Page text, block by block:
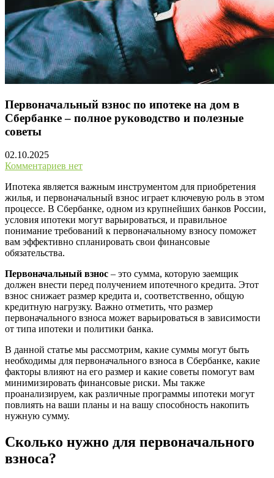
Первоначальный взнос по ипотеке на дом в
Сбербанке – полное руководство и полезные
советы
02.10.2025
Комментариев нет
Ипотека является важным инструментом для приобретения
жилья, и первоначальный взнос играет ключевую роль в этом
процессе. В Сбербанке, одном из крупнейших банков России,
условия ипотеки могут варьироваться, и правильное
понимание требований к первоначальному взносу поможет
вам эффективно спланировать свои финансовые
обязательства.
Первоначальный взнос – это сумма, которую заемщик
должен внести перед получением ипотечного кредита. Этот
взнос снижает размер кредита и, соответственно, общую
кредитную нагрузку. Важно отметить, что размер
первоначального взноса может варьироваться в зависимости
от типа ипотеки и политики банка.
В данной статье мы рассмотрим, какие суммы могут быть
необходимы для первоначального взноса в Сбербанке, какие
факторы влияют на его размер и какие советы помогут вам
минимизировать финансовые риски. Мы также
проанализируем, как различные программы ипотеки могут
повлиять на ваши планы и на вашу способность накопить
нужную сумму.
Сколько нужно для первоначального
взноса?